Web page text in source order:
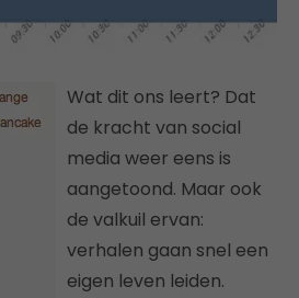
Wat dit ons leert? Dat
de kracht van social
media weer eens is
aangetoond. Maar ook
de valkuil ervan:
verhalen gaan snel een
eigen leven leiden.